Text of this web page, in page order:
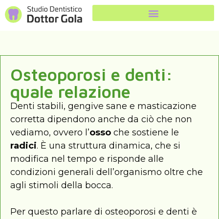
Osteoporosi e denti:
quale relazione
Denti stabili, gengive sane e masticazione
corretta dipendono anche da ciò che non
vediamo, ovvero l’osso che sostiene le
radici. È una struttura dinamica, che si
modifica nel tempo e risponde alle
condizioni generali dell’organismo oltre che
agli stimoli della bocca.
Per questo parlare di osteoporosi e denti è